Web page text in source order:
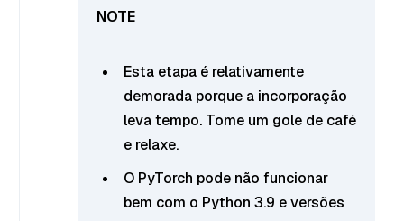
Esta etapa é relativamente
demorada porque a incorporação
leva tempo. Tome um gole de café
e relaxe.
O PyTorch pode não funcionar
bem com o Python 3.9 e versões